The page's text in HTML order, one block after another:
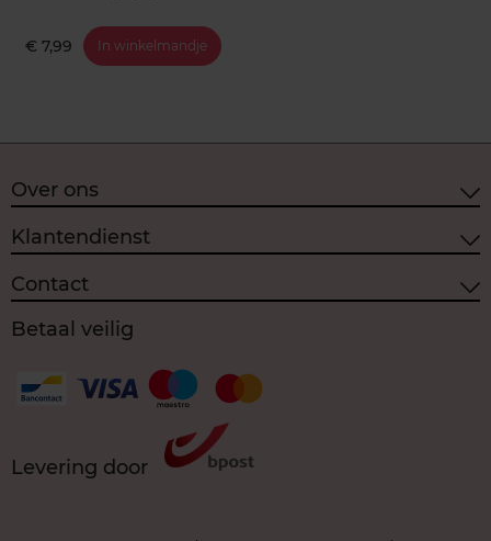
€ 7,99 In winkelmandje
Over ons
Klantendienst
Contact
Betaal veilig
Levering door